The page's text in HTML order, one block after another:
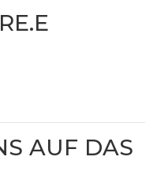
AUF DAS